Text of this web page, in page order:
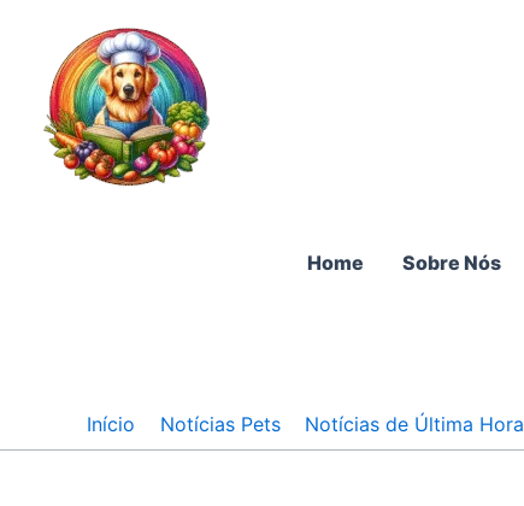
conteúdo
Home Sobre Nós
Início Notícias Pets Notícias de Última Hora